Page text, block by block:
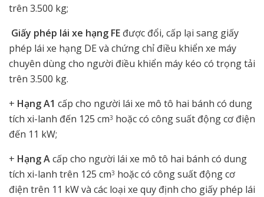
trên 3.500 kg;
Giấy phép lái xe hạng FE được đổi, cấp lại sang giấy
phép lái xe hạng DE và chứng chỉ điều khiển xe máy
chuyên dùng cho người điều khiển máy kéo có trọng tải
trên 3.500 kg.
+ Hạng A1 cấp cho người lái xe mô tô hai bánh có dung
tích xi-lanh đến 125 cm3 hoặc có công suất động cơ điện
đến 11 kW;
+ Hạng Acấp cho người lái xe mô tô hai bánh có dung
tích xi-lanh trên 125 cm3 hoặc có công suất động cơ
điện trên 11 kW và các loại xe quy định cho giấy phép lái